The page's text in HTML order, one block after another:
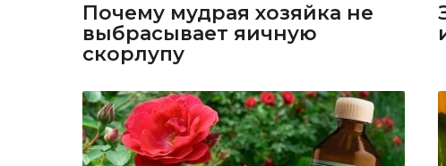
Почему мудрая хозяйка не
выбрасывает яичную
скорлупу